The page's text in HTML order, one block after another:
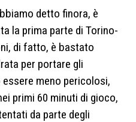
detto finora, è
la prima parte di Torino-
di fatto, è bastato
per portare gli
meno pericolosi,
primi 60 minuti di gioco,
da parte degli